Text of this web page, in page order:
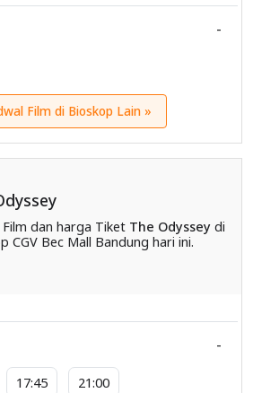
-
Film di Bioskop Lain »
Film dan harga Tiket The Odysseydi
CGV Bec Mall Bandung hari ini.
17:45 21:00
-